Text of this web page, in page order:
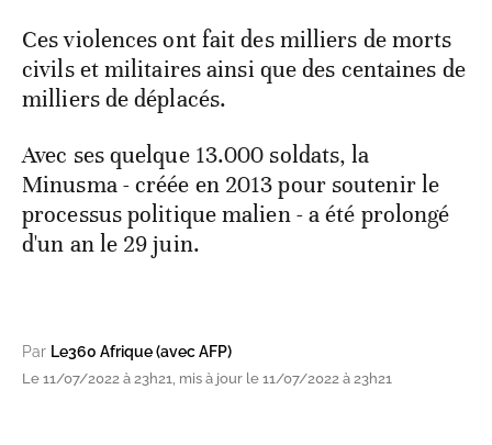
Ces violences ont fait des milliers de morts
civils et militaires ainsi que des centaines de
milliers de déplacés.
Avec ses quelque 13.000 soldats, la
Minusma - créée en 2013 pour soutenir le
processus politique malien - a été prolongé
d'un an le 29 juin.
Par Le360 Afrique (avec AFP)
Le 11/07/2022 à 23h21, mis à jour le 11/07/2022 à 23h21